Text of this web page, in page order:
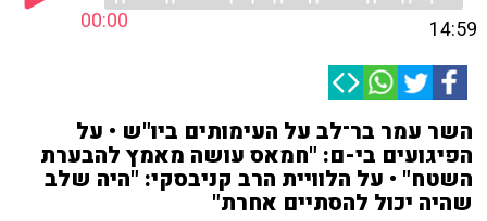
00:00 14:59
השר עמר בר־לב על העימותים ביו"ש • על
הפיגועים בי-ם: "חמאס עושה מאמץ להבערת
השטח" • על הלוויית הרב קניבסקי: "היה שלב
שהיה יכול להסתיים אחרת"